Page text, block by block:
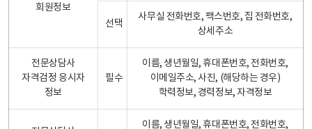
회원정보
선택
사무실 전화번호, 팩스번호, 집 전화번호,
상세주소
전문상담사
자격검정 응시자
정보
필수
이름, 생년월일, 휴대폰번호, 전화번호,
이메일주소, 사진, (해당하는 경우)
학력정보, 경력정보, 자격정보
이름, 생년월일, 휴대폰번호, 전화번호,